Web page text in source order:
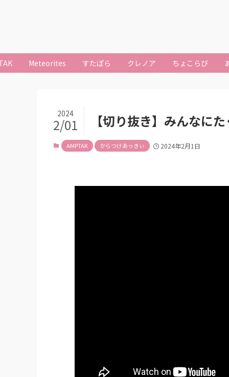
Meteorites すたぽら クレノア ちょこらび
【切り抜き】みんなに
2024
2/01
AMPTAK からつけあっきぃ 2024年2月1日